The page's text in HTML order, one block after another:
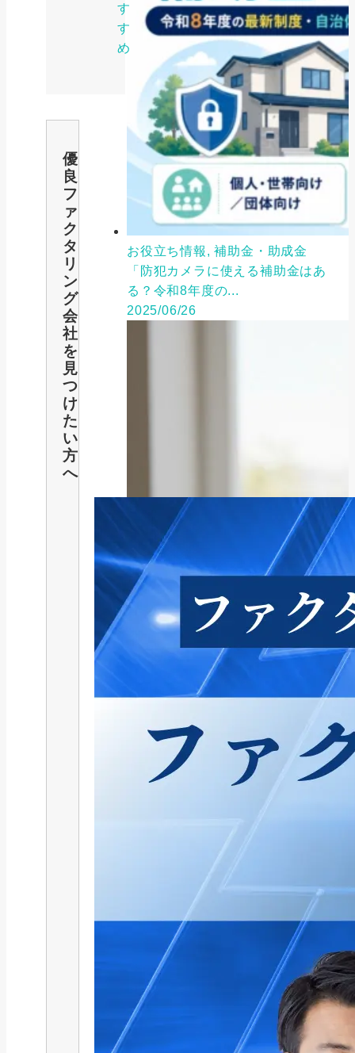
す
す
め
優
良
フ
ァ
ク
タ
リ
ン
グ
会
社
を
見
つ
け
た
い
方
へ
お役立ち情報, 補助金・助成金
「防犯カメラに使える補助金はあ
る？令和8年度の...
2025/06/26
公的融資制度
緊急小口資金とは？制度概要から
審査、返済、他の...
2025/04/02